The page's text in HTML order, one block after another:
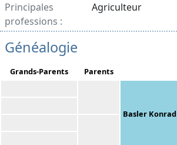
Principales
professions :
Agriculteur
Généalogie
Grands-Parents Parents
Basler Konrad